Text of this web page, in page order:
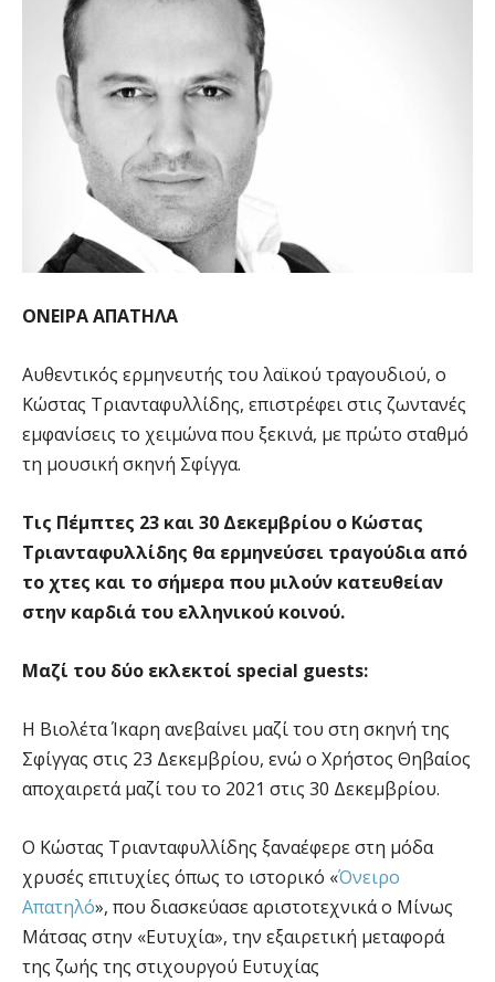
ΟΝΕΙΡΑ ΑΠΑΤΗΛΑ
Αυθεντικός ερμηνευτής του λαϊκού τραγουδιού, ο
Κώστας Τριανταφυλλίδης, επιστρέφει στις ζωντανές
εμφανίσεις το χειμώνα που ξεκινά, με πρώτο σταθμό
τη μουσική σκηνή Σφίγγα.
Τις Πέμπτες 23 και 30 Δεκεμβρίου ο Κώστας
Τριανταφυλλίδης θα ερμηνεύσει τραγούδια από
το χτες και το σήμερα που μιλούν κατευθείαν
στην καρδιά του ελληνικού κοινού.
Μαζί του δύο εκλεκτοί special guests:
Η Βιολέτα Ίκαρη ανεβαίνει μαζί του στη σκηνή της
Σφίγγας στις 23 Δεκεμβρίου, ενώ ο Χρήστος Θηβαίος
αποχαιρετά μαζί του το 2021 στις 30 Δεκεμβρίου.
Ο Κώστας Τριανταφυλλίδης ξαναέφερε στη μόδα
χρυσές επιτυχίες όπως το ιστορικό «Όνειρο
Απατηλό», που διασκεύασε αριστοτεχνικά ο Μίνως
Μάτσας στην «Ευτυχία», την εξαιρετική μεταφορά
της ζωής της στιχουργού Ευτυχίας